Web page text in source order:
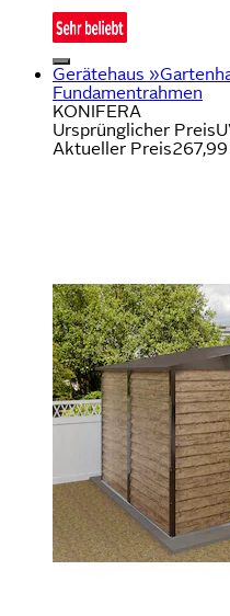
Gerätehaus
Fundamentrahmen
KONIFERA
Ursprünglicher Preis
Aktueller Preis